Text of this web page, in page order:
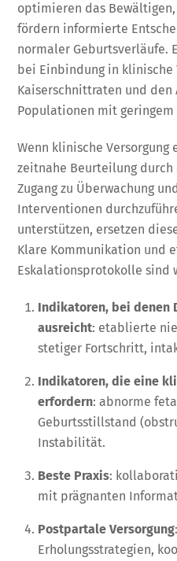
optimieren das
fördern informierte
normaler Geburtsverläufe.
bei Einbindung in klinische
Kaiserschnittraten und den
Populationen mit geringem
Wenn klinische
zeitnahe Beurteilung
Zugang zu Überwachung
Interventionen
unterstützen, ersetzen
Klare Kommunikation und
Eskalationsprotokolle sind
Indikatoren, bei denen
ausreicht: etablierte
stetiger Fortschritt,
Indikatoren, die eine
erfordern: abnorme
Geburtsstillstand
Instabilität.
Beste Praxis:
mit prägnanten
Postpartale Versorgung
Erholungsstrategien,